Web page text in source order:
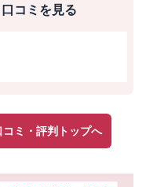
コミを見る
ミ・評判トップへ